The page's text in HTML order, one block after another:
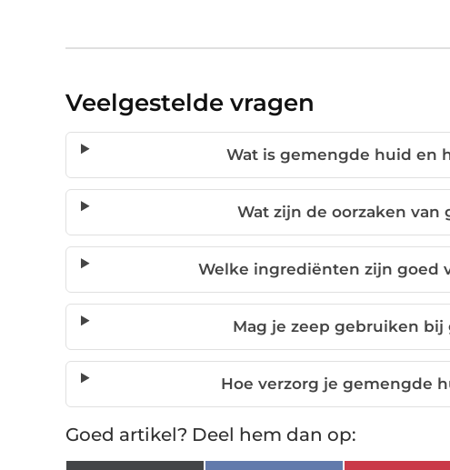
Veelgestelde vragen
Wat is gemengde huid en
Wat zijn de oorzaken van
Welke ingrediënten zijn goed
Mag je zeep gebruiken
Hoe verzorg je gemengde
Goed artikel? Deel hem dan op: